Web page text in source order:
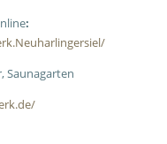
:
Saunagarten